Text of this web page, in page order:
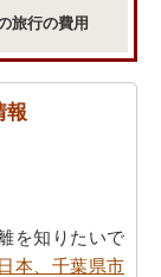
旅行の費用
報
を知りたいで
本、千葉県市